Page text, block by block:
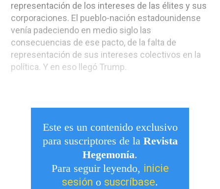
representación de los intereses de las élites y sus
corporaciones. El pueblo-nación estadounidense
venía padeciendo en medio siglo las
consecuencias de ese pacto, de la falta de
representación de sus intereses colectivos en la
política. Y en eso llegó Trump.
Este es un contenido exclusivo
para suscriptores de la Revista
Hegemonía.
Para seguir leyendo, inicie
sesión o suscríbase.